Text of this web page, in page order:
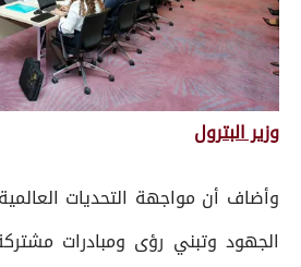
وزير البترول
وأضاف أن مواجهة التحديات
الجهود وتبني رؤى ومبادرات